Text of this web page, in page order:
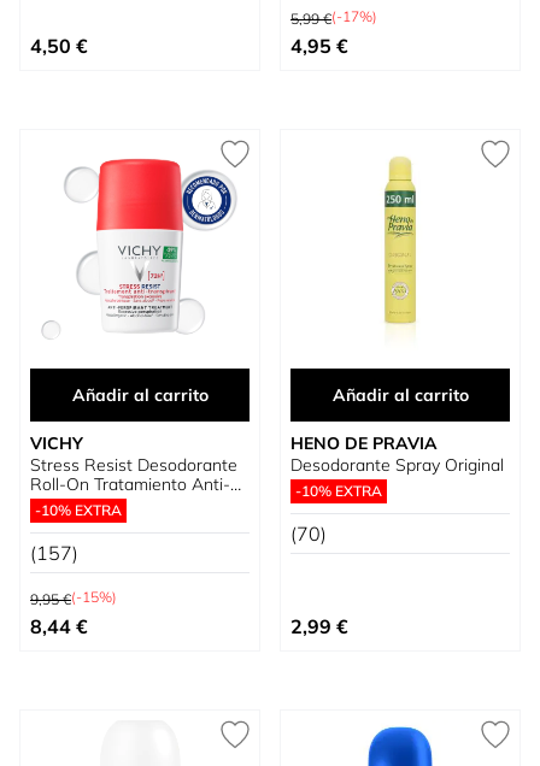
4,50 €
Precio habitual
5,99 €(-17%)
Precio especial
4,95 €
Añadir al carrito
VICHY
Stress Resist Desodorante
Roll-On Tratamiento Anti-
Transpirante
-10% EXTRA
(157)
Precio habitual
9,95 €(-15%)
Precio especial
8,44 €
Añadir al carrito
HENO DE PRAVIA
Desodorante Spray Original
-10% EXTRA
(70)
2,99 €